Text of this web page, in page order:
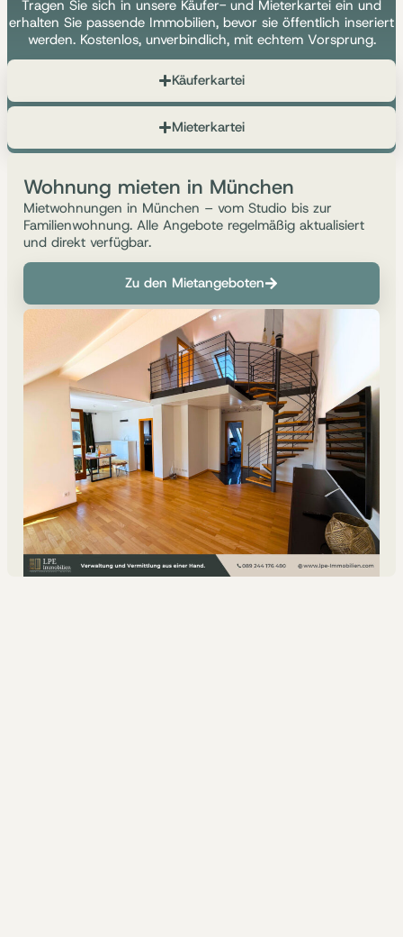
Tragen Sie sich in unsere Käufer- und Mieterkartei ein und
erhalten Sie passende Immobilien, bevor sie öffentlich inseriert
werden. Kostenlos, unverbindlich, mit echtem Vorsprung.
Käuferkartei
Mieterkartei
Wohnung mieten in München
Mietwohnungen in München – vom Studio bis zur
Familienwohnung. Alle Angebote regelmäßig aktualisiert
und direkt verfügbar.
Zu den Mietangeboten